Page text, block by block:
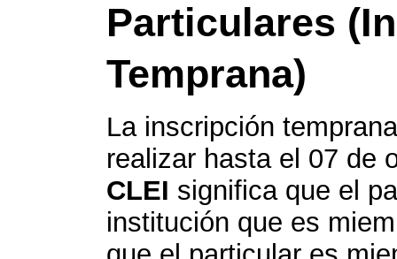
Particulares
Temprana)
La inscripción
realizar hasta el 07 de
CLEI significa que el
institución que es